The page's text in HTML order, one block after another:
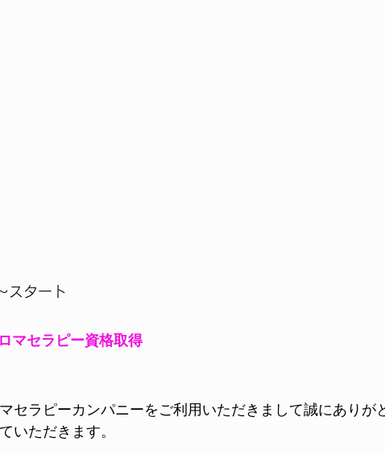
スタート
マセラピー資格取得
セラピーカンパニーをご利用いただきまして誠にありが
いただきます。